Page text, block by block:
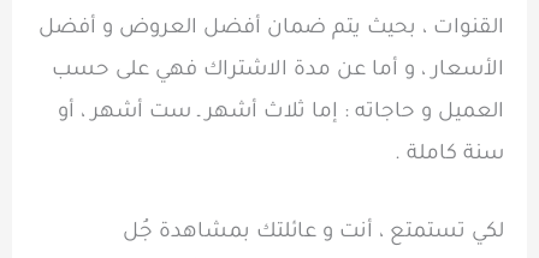
القنوات ، بحيث يتم ضمان أفضل العروض و أفضل
الأسعار ، و أما عن مدة الاشتراك فهي على حسب
العميل و حاجاته : إما ثلاث أشهر ـ ست أشهر ، أو
سنة كاملة .
لكي تستمتع ، أنت و عائلتك بمشاهدة جُل